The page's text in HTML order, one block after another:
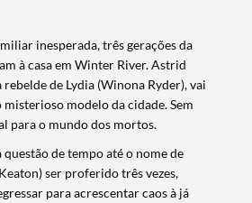
inesperada, três gerações da
à casa em Winter River. Astrid
rebelde de Lydia (Winona Ryder), vai
misterioso modelo da cidade. Sem
para o mundo dos mortos.
questão de tempo até o nome de
ser proferido três vezes,
para acrescentar caos à já